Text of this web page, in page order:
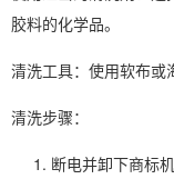
胶料的化学品。
清洗工具：使用软布或
清洗步骤：
1. 断电并卸下商标机